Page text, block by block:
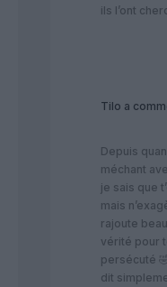
ils l’ont
Tilo a
Depuis
méchant
je sais que
mais
rajoute
vérité pour
persécuté
dit